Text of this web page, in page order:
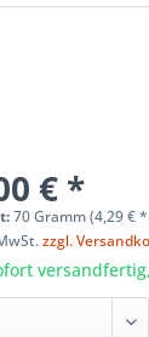
€ *
70 Gramm (4,29 €
zzgl.